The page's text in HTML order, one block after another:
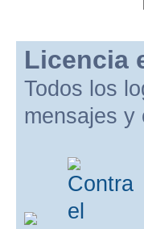
Licencia
Todos los
mensajes y